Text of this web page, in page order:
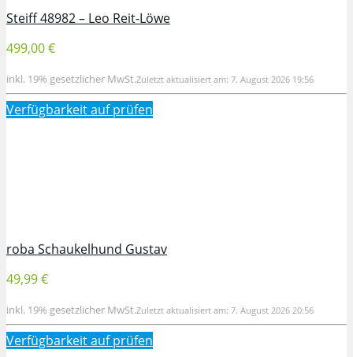
Steiff 48982 – Leo Reit-Löwe
499,00 €
inkl. 19% gesetzlicher MwSt.Zuletzt aktualisiert am: 7. August 2026 19:56
Verfügbarkeit aufprüfen
roba Schaukelhund Gustav
49,99 €
inkl. 19% gesetzlicher MwSt.Zuletzt aktualisiert am: 7. August 2026 20:56
Verfügbarkeit aufprüfen